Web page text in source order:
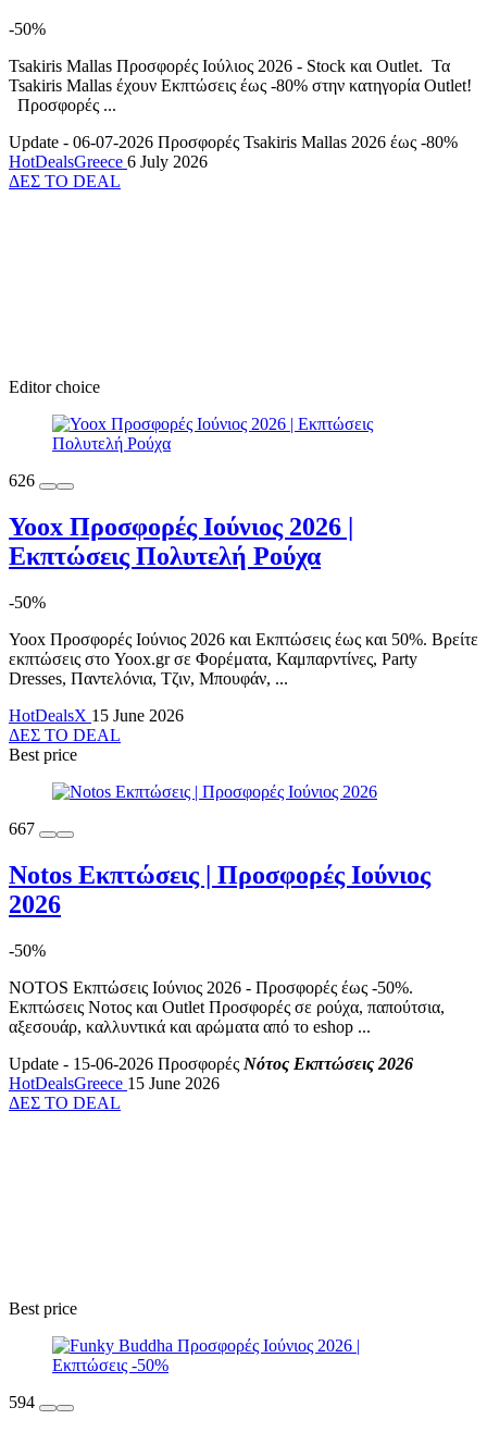
-50%
Tsakiris Mallas Προσφορές Ιούλιος 2026 - Stock και Outlet. Τα
Tsakiris Mallas έχουν Εκπτώσεις έως -80% στην κατηγορία Outlet!
Προσφορές ...
Update - 06-07-2026 Προσφορές Tsakiris Mallas 2026 έως -80%
HotDealsGreece 6 July 2026
ΔΕΣ ΤΟ DEAL
Editor choice
626
Yoox Προσφορές Ιούνιος 2026 |
Εκπτώσεις Πολυτελή Ρούχα
-50%
Yoox Προσφορές Ιούνιος 2026 και Εκπτώσεις έως και 50%. Βρείτε
εκπτώσεις στο Yoox.gr σε Φορέματα, Καμπαρντίνες, Party
Dresses, Παντελόνια, Τζιν, Μπουφάν, ...
HotDealsX 15 June 2026
ΔΕΣ ΤΟ DEAL
Best price
667
Notos Εκπτώσεις | Προσφορές Ιούνιος
2026
-50%
NOTOS Εκπτώσεις Ιούνιος 2026 - Προσφορές έως -50%.
Εκπτώσεις Νοτος και Outlet Προσφορές σε ρούχα, παπούτσια,
αξεσουάρ, καλλυντικά και αρώματα από το eshop ...
Update - 15-06-2026 Προσφορές Νότος Εκπτώσεις 2026
HotDealsGreece 15 June 2026
ΔΕΣ ΤΟ DEAL
Best price
594